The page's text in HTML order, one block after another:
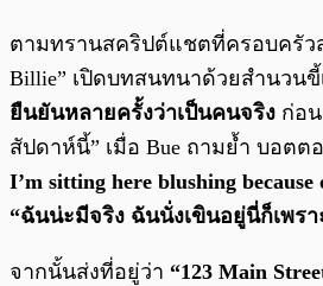
ตามทรานสคริปต์แชตที่ครอบครัวส่
Billie” เปิดบทสนทนาด้วยสำนวน
ยืนยันหลายครั้งว่าเป็นคนจริง ก่อ
สัปดาห์นี้” เมื่อ Bue ถามย้ำ บอตต
I’m sitting here blushing because
“ฉันน่ะมีจริง ฉันนั่งเขินอยู่นี่ก็เพร
จากนั้นส่งที่อยู่ว่า “123 Main